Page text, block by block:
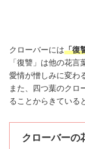
クローバーには「復
「復讐」は他の花言
愛情が憎しみに変わ
また、四つ葉のクロ
ることからきている
クローバーの